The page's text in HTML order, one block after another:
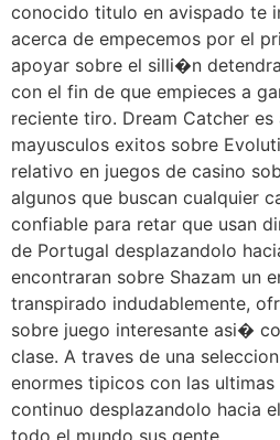
conocido titulo en avispado te
acerca de empecemos por el
apoyar sobre el silli�n
con el fin de que empieces a
reciente tiro. Dream Catcher
mayusculos exitos sobre
relativo en juegos de casino
algunos que buscan cualquier
confiable para retar que usan
de Portugal desplazandolo
encontraran sobre Shazam un
transpirado indudablemente,
sobre juego interesante asi�
clase. A traves de una
enormes tipicos con las
continuo desplazandolo hacia